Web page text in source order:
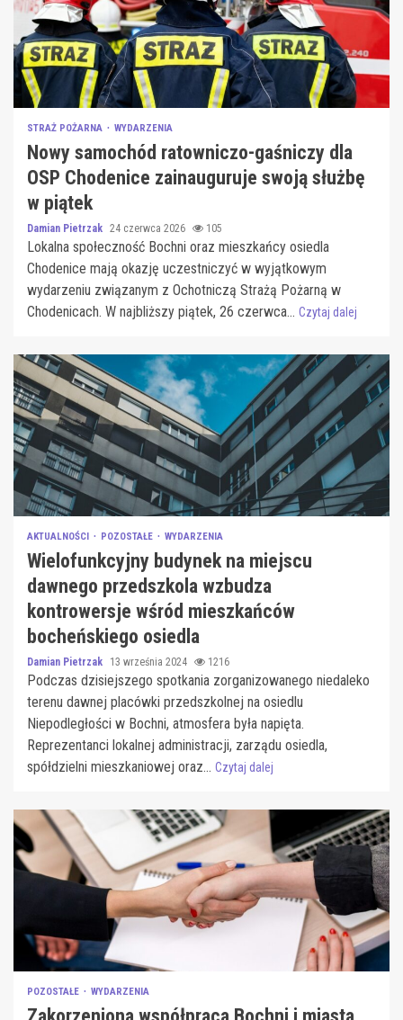
STRAŻ POŻARNA WYDARZENIA
Nowy samochód ratowniczo-gaśniczy dla
OSP Chodenice zainauguruje swoją służbę
w piątek
Damian Pietrzak 24 czerwca 2026 105
Lokalna społeczność Bochni oraz mieszkańcy osiedla
Chodenice mają okazję uczestniczyć w wyjątkowym
wydarzeniu związanym z Ochotniczą Strażą Pożarną w
Chodenicach. W najbliższy piątek, 26 czerwca... Czytaj dalej
AKTUALNOŚCI POZOSTAŁE WYDARZENIA
Wielofunkcyjny budynek na miejscu
dawnego przedszkola wzbudza
kontrowersje wśród mieszkańców
bocheńskiego osiedla
Damian Pietrzak 13 września 2024 1216
Podczas dzisiejszego spotkania zorganizowanego niedaleko
terenu dawnej placówki przedszkolnej na osiedlu
Niepodległości w Bochni, atmosfera była napięta.
Reprezentanci lokalnej administracji, zarządu osiedla,
spółdzielni mieszkaniowej oraz... Czytaj dalej
POZOSTAŁE WYDARZENIA